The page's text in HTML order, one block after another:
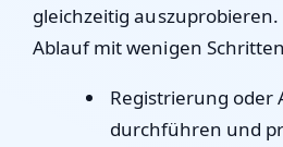
gleichzeitig
Ablauf mit wenigen
Registrierung oder
durchführen und